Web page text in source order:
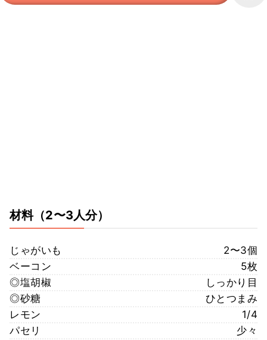
材料（2〜3人分）
じゃがいも
2〜3個
ベーコン
5枚
◎塩胡椒
しっかり目
◎砂糖
ひとつまみ
レモン
1/4
パセリ
少々